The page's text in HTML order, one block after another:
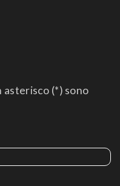
asterisco (*) sono